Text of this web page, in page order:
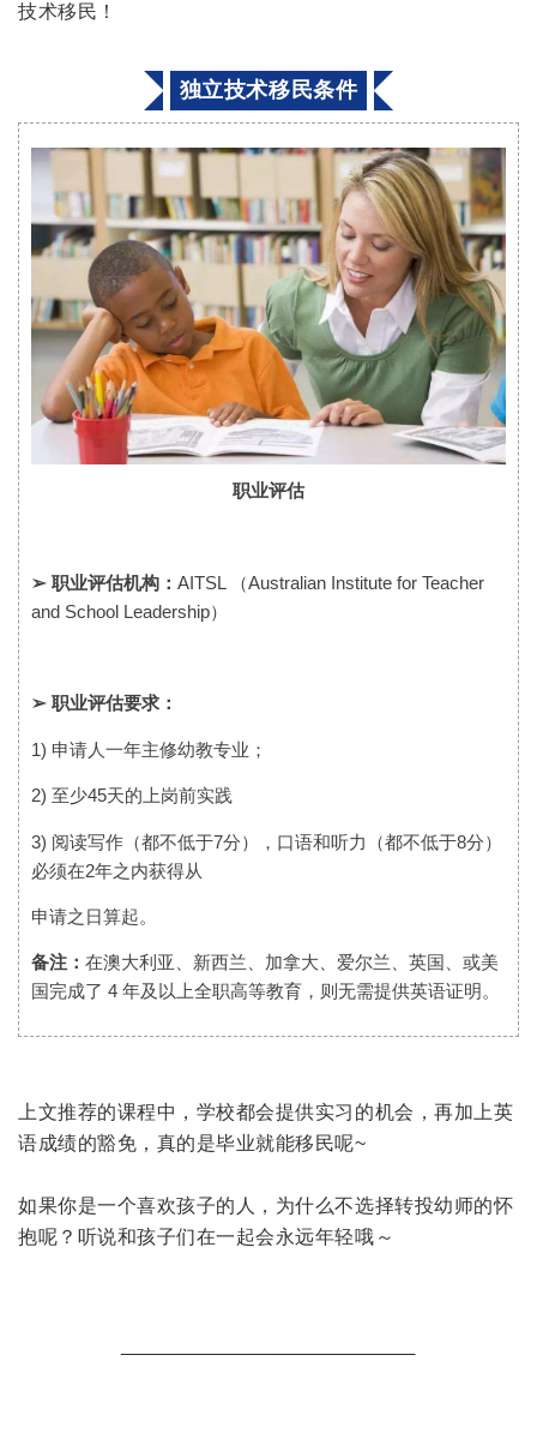
技术移民！
独立技术移民条件
职业评估
➢ 职业评估机构： AITSL （Australian Institute for Teacher
and School Leadership）
➢ 职业评估要求：
1) 申请人一年主修幼教专业；
2) 至少45天的上岗前实践
3) 阅读写作（都不低于7分），口语和听力（都不低于8分）
必须在2年之内获得从
申请之日算起。
备注： 在澳大利亚、新西兰、加拿大、爱尔兰、英国、或美
国完成了 4 年及以 上全职高等教育，则无需提供英语证明。
上文推荐的课程中，学校都会提供实习的机会，再加上英
语成绩的豁免，真的是毕业就能移民呢~
如果你是一个喜欢孩子的人，为什么不选择转投幼师的怀
抱呢？听说和孩子们在一起会永远年轻哦～